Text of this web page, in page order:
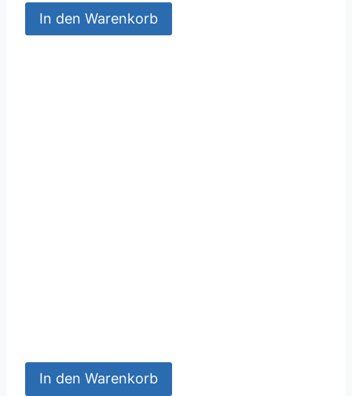
In den Warenkorb
In den Warenkorb